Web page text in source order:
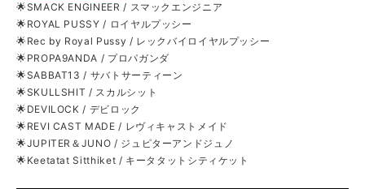
🌟SMACK ENGINEER / スマックエンジニア
🌟ROYAL PUSSY / ロイヤルプッシー
🌟Rec by Royal Pussy / レックバイロイヤルプッシー
🌟PROPA9ANDA / プロパガンダ
🌟SABBAT13 / サバトサーティーン
🌟SKULLSHIT / スカルシット
🌟DEVILOCK / デビロック
🌟REVI CAST MADE / レヴィキャストメイド
🌟JUPITER＆JUNO / ジュピターアンドジュノ
🌟Keetatat Sitthiket / キータタットシティケット